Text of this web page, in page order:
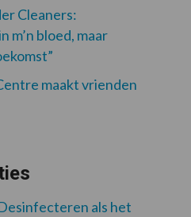
Cleaners:
m’n bloed, maar
maakt vrienden
als het